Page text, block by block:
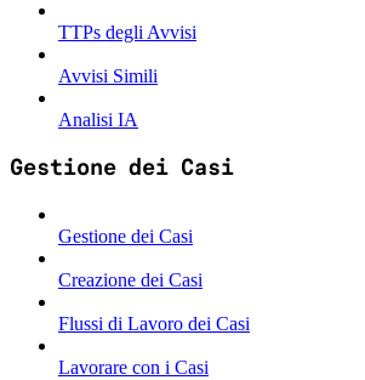
TTPs degli Avvisi
Avvisi Simili
Analisi IA
Gestione dei Casi
Gestione dei Casi
Creazione dei Casi
Flussi di Lavoro dei Casi
Lavorare con i Casi